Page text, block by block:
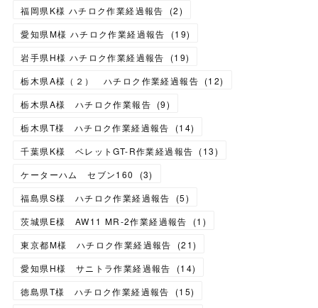
福岡県K様 ハチロク作業経過報告 (2)
愛知県M様 ハチロク作業経過報告
(19)
岩手県H様 ハチロク作業経過報告
(19)
栃木県A様（２） ハチロク作業経過報告 (12)
栃木県A様 ハチロク作業報告 (9)
栃木県T様 ハチロク作業経過報告
(14)
千葉県K様 ベレットGT-R作業経過報告 (13)
ケーターハム セブン160
(3)
福島県S様 ハチロク作業経過報告
(5)
茨城県E様 AW11 MR-2作業経過報告
(1 )
東京都M様 ハチロク作業経過報告
(21)
愛知県H様 サニトラ作業経過報告
(14)
徳島県T様 ハチロク作業経過報告
(15)